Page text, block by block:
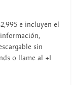
e incluyen el
sin
o llame al +1